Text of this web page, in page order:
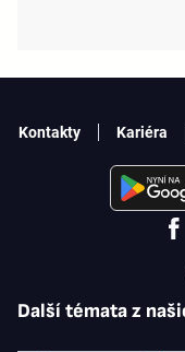
Další témata z
Kontakty Kariéra